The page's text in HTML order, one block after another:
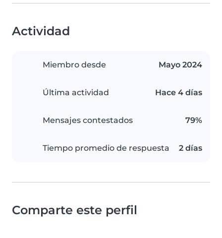
Actividad
Miembro desde Mayo 2024
Última actividad Hace 4 días
Mensajes contestados 79%
Tiempo promedio de respuesta 2 días
Comparte este perfil